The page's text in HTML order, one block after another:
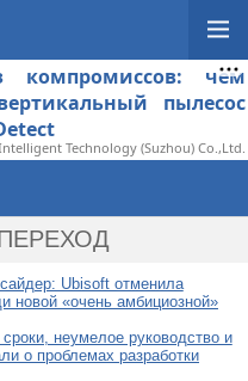
компромиссов: чем
пылесос
Technology (Suzhou) Co.,Ltd.
Ubisoft отменила
новой «очень амбициозной»
неумелое руководство и
о проблемах разработки